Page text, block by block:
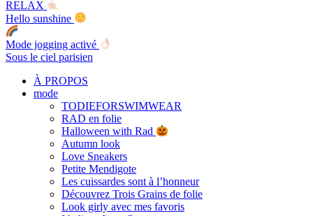
RELAX
Hello sunshine
Mode jogging activé
Sous le ciel parisien
À PROPOS
mode
TODIEFORSWIMWEAR
RAD en folie
Halloween with Rad
Autumn look
Love Sneakers
Petite Mendigote
Les cuissardes sont à l’honneur
Découvrez Trois Grains de folie
Look girly avec mes favoris